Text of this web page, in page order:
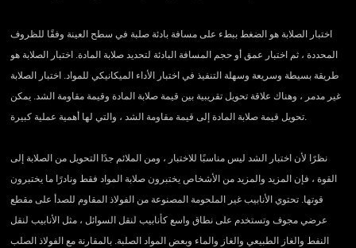
اختبار الصلابة هو الضغط ببطء على مسافة بادئة صلبة في سطح العينة وفقًا للظروف
المحددة ، ثم اختبار عمق أو حجم المسافة البادئة لتحديد صلابة المادة. اختبار الصلابة هو
طريقة بسيطة وسريعة وسهلة التنفيذ في اختبار الأداء الميكانيكي للمواد. اختبار الصلابة
غير مدمر ، وهناك علاقة تحويل تقريبية بين قيمة صلابة المادة وقيمة مقاومة الشد. يمكن
تحويل قيمة صلابة المادة إلى قيمة مقاومة الشد ، والتي لها أهمية عملية كبيرة.
نظرًا لأن اختبار الشد ليس مناسبًا للاختبار ، ومن الملائم جدًا التحويل من الصلابة إلى
القوة ، فإن المزيد والمزيد من الأشخاص يختبرون صلابة المواد فقط ونادرًا ما يختبرون
قوتها. تحتوي الأنابيب غير الملحومة المصنوعة من الفولاذ المقاوم للصدأ على مقطع
عرضي مجوف وتستخدم على نطاق واسع كأنابيب لنقل السوائل ، مثل الأنابيب لنقل
النفط والغاز الطبيعي والغاز والماء وبعض المواد الصلبة. بالمقارنة مع الفولاذ الصلب